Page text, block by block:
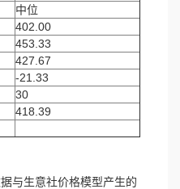
中位
402.00
453.33
427.67
-21.33
30
418.39
与生意社价格模型产生的